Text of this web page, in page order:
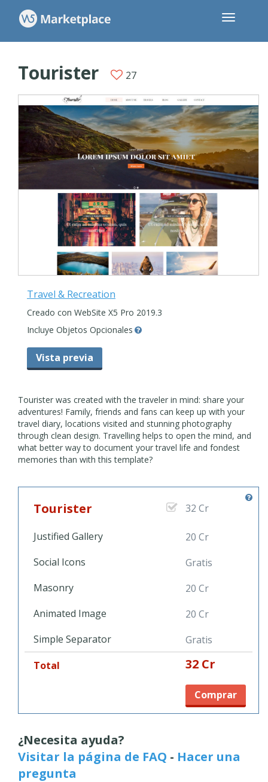
Tourister 27
Travel & Recreation
Creado con WebSite X5 Pro 2019.3
Incluye Objetos Opcionales
Vista previa
Tourister was created with the traveler in mind: share your
adventures! Family, friends and fans can keep up with your
travel diary, locations visited and stunning photography
through clean design. Travelling helps to open the mind, and
what better way to document your travel life and fondest
memories than with this template?
Tourister 32 Cr
Justified Gallery
20 Cr
Social Icons
Gratis
Masonry
20 Cr
Animated Image
20 Cr
Simple Separator
Gratis
Total
32 Cr
Comprar
¿Necesita ayuda?
Visitar la página de FAQ - Hacer una
pregunta